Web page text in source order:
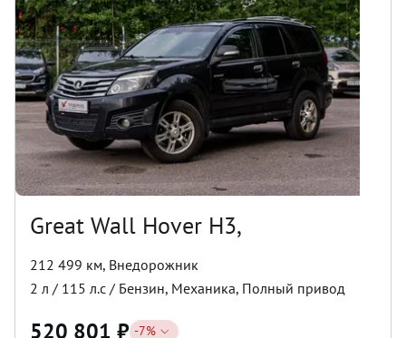
Great Wall Hover H3,
212 499 км, Внедорожник
2 л / 115 л.с / Бензин, Механика, Полный привод
520 801 ₽ -7%